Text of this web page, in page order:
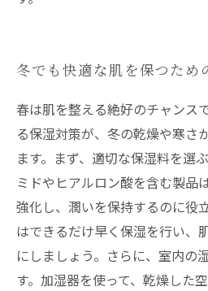
冬でも快適な肌を保つため
春は肌を整える絶好のチャンス
る保湿対策が、冬の乾燥や寒さ
ます。まず、適切な保湿料を選
ミドやヒアルロン酸を含む製品
強化し、潤いを保持するのに役
はできるだけ早く保湿を行い、
にしましょう。さらに、室内の
す。加湿器を使って、乾燥した